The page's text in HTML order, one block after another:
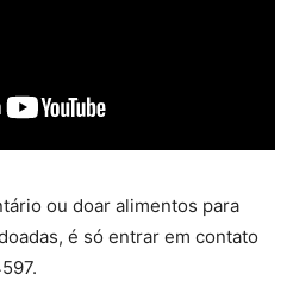
ou doar alimentos para
é só entrar em contato